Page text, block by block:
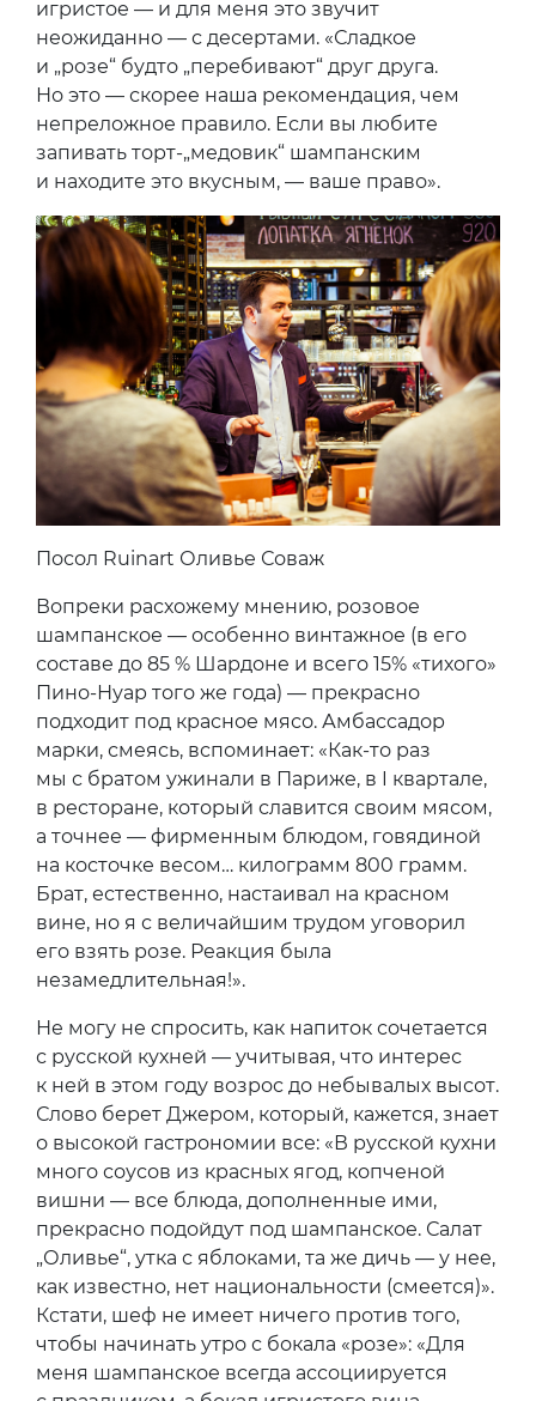
игристое — и для меня это звучит
неожиданно — с десертами. «Сладкое
и „розе“ будто „перебивают“ друг друга.
Но это — скорее наша рекомендация, чем
непреложное правило. Если вы любите
запивать торт-„медовик“ шампанским
и находите это вкусным, — ваше право».
Посол Ruinart Оливье Соваж
Вопреки расхожему мнению, розовое
шампанское — особенно винтажное (в его
составе до 85 % Шардоне и всего 15% «тихого»
Пино-Нуар того же года) — прекрасно
подходит под красное мясо. Амбассадор
марки, смеясь, вспоминает: «Как-то раз
мы с братом ужинали в Париже, в I квартале,
в ресторане, который славится своим мясом,
а точнее — фирменным блюдом, говядиной
на косточке весом… килограмм 800 грамм.
Брат, естественно, настаивал на красном
вине, но я с величайшим трудом уговорил
его взять розе. Реакция была
незамедлительная!».
Не могу не спросить, как напиток сочетается
с русской кухней — учитывая, что интерес
к ней в этом году возрос до небывалых высот.
Слово берет Джером, который, кажется, знает
о высокой гастрономии все: «В русской кухни
много соусов из красных ягод, копченой
вишни — все блюда, дополненные ими,
прекрасно подойдут под шампанское. Салат
„Оливье“, утка с яблоками, та же дичь — у нее,
как известно, нет национальности (смеется)».
Кстати, шеф не имеет ничего против того,
чтобы начинать утро с бокала «розе»: «Для
меня шампанское всегда ассоциируется